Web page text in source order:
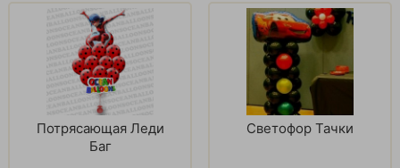
Потрясающая Леди
Баг
Светофор Тачки